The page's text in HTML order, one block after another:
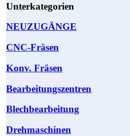
Unterkategorien
NEUZUGÄNGE
CNC-Fräsen
Konv. Fräsen
Bearbeitungszentren
Blechbearbeitung
Drehmaschinen